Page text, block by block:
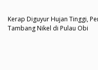
Kerap Diguyur Hujan Tinggi,
Tambang Nikel di Pulau Obi